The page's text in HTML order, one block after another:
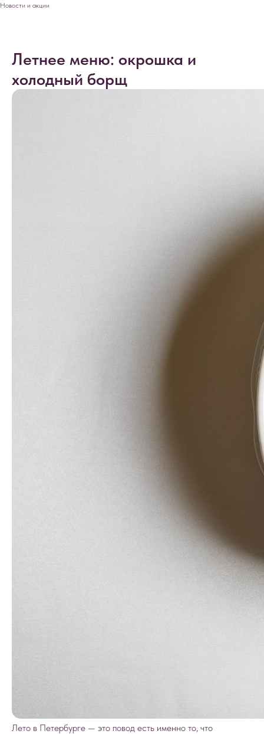
Новости и акции
Летнее меню: окрошка и
холодный борщ
Лето в Петербурге — это повод есть именно то, что